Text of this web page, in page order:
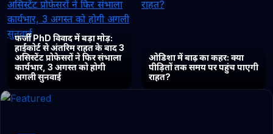
फर्जी PhD विवाद में बड़ा मोड़:
हाईकोर्ट से अंतरिम राहत के बाद 3
असिस्टेंट प्रोफेसरों ने फिर संभाला
कार्यभार, 3 अगस्त को होगी
अगली सुनवाई
ओडिशा में बाढ़ का कहर: क्या
पीड़ितों तक समय पर पहुंच पाएगी
राहत?